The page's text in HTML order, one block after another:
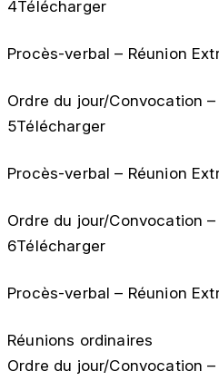
4Télécharger
Procès-verbal – Réunion
Ordre du jour/Convocation
5Télécharger
Procès-verbal – Réunion
Ordre du jour/Convocation
6Télécharger
Procès-verbal – Réunion
Réunions ordinaires
Ordre du jour/Convocation